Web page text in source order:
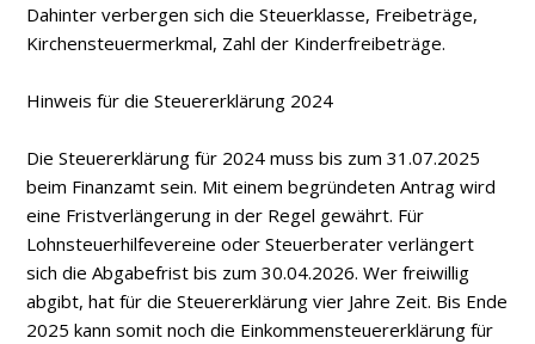
Dahinter verbergen sich die Steuerklasse, Freibeträge,
Kirchensteuermerkmal, Zahl der Kinderfreibeträge.
Hinweis für die Steuererklärung 2024
Die Steuererklärung für 2024 muss bis zum 31.07.2025
beim Finanzamt sein. Mit einem begründeten Antrag wird
eine Fristverlängerung in der Regel gewährt. Für
Lohnsteuerhilfevereine oder Steuerberater verlängert
sich die Abgabefrist bis zum 30.04.2026. Wer freiwillig
abgibt, hat für die Steuererklärung vier Jahre Zeit. Bis Ende
2025 kann somit noch die Einkommensteuererklärung für